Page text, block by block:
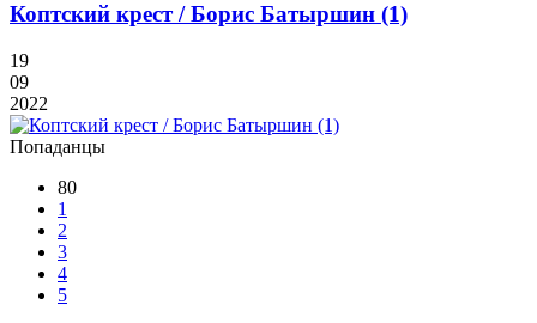
Коптский крест / Борис Батыршин (1)
19
09
2022
Попаданцы
80
1
2
3
4
5